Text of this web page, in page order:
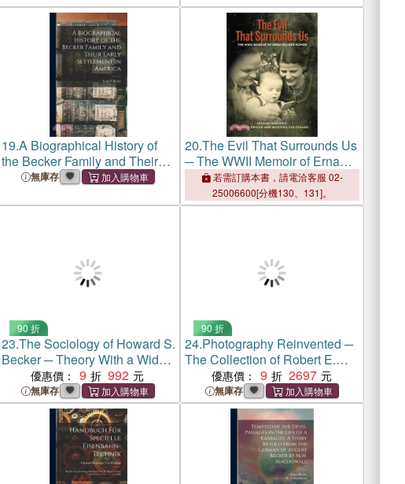
Otto
19.A Biographical History of
the Becker Family and Their
Early Settlement in America
無庫存
20.The Evil That Surrounds Us
─ The WWII Memoir of Erna
Becker-Kohen
若需訂購本書，請電洽客服 02-
25006600[分機130、131]。
90 折
23.The Sociology of Howard S.
Becker ─ Theory With a Wide
Horizon優惠價： 9 992
無庫存
90 折
24.Photography Reinvented ─
The Collection of Robert E.
Meyerhoff and Rheda Becker
優惠價： 9 2697
無庫存